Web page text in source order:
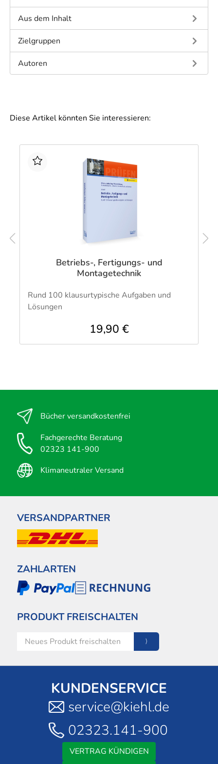
Aus dem Inhalt
Zielgruppen
Autoren
Diese Artikel könnten Sie interessieren:
Betriebs-, Fertigungs- und
Montagetechnik
Rund 100 klausurtypische Aufgaben und
Lösungen
19,90 €
Bücher versandkostenfrei
Fachgerechte Beratung
02323 141-900
Klimaneutraler Versand
VERSANDPARTNER
ZAHLARTEN
PRODUKT FREISCHALTEN
KUNDENSERVICE
service@kiehl.de
02323.141-900
VERTRAG KÜNDIGEN